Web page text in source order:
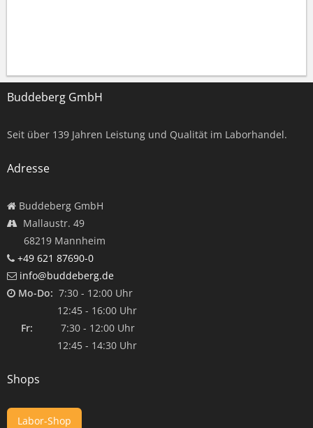
Buddeberg GmbH
Seit über 139 Jahren Leistung und Qualität im Laborhandel.
Adresse
Buddeberg GmbH
Mallaustr. 49
68219 Mannheim
+49 621 87690-0
info@buddeberg.de
Mo-Do: 7:30 - 12:00 Uhr
12:45 - 16:00 Uhr
Fr: 7:30 - 12:00 Uhr
12:45 - 14:30 Uhr
Shops
Labor-Shop